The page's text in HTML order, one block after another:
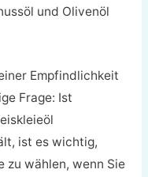
und Olivenöl
Empfindlichkeit
Frage: Ist
ist es wichtig,
wählen, wenn Sie